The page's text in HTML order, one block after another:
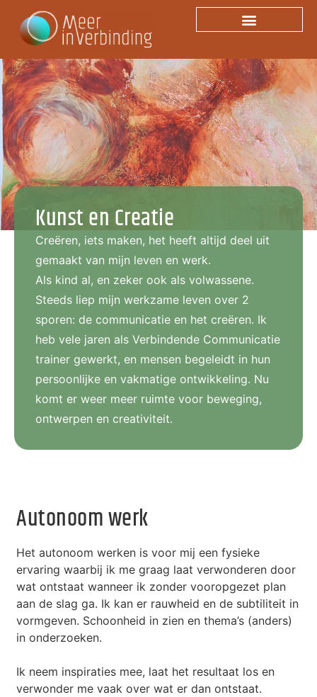
Creatie
Kunst en Creatie
Creëren, iets maken, het heeft altijd deel uit
gemaakt van mijn leven en werk.
Als kind al, en zeker ook als volwassene.
Steeds liep mijn werkzame leven over 2
sporen: de communicatie en het creëren. Ik
heb vele jaren als Verbindende Communicatie
trainer gewerkt, en mensen begeleidt in hun
persoonlijke en vakmatige ontwikkeling. Nu
komt er weer meer ruimte voor beweging,
ontwerpen en creativiteit.
Autonoom werk
Het autonoom werken is voor mij een fysieke
ervaring waarbij ik me graag laat verwonderen door
wat ontstaat wanneer ik zonder vooropgezet plan
aan de slag ga. Ik kan er rauwheid en de subtiliteit in
vormgeven. Schoonheid in zien en thema’s (anders)
in onderzoeken.
Ik neem inspiraties mee, laat het resultaat los en
verwonder me vaak over wat er dan ontstaat.